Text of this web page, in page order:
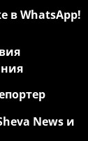
в WhatsApp!
News и